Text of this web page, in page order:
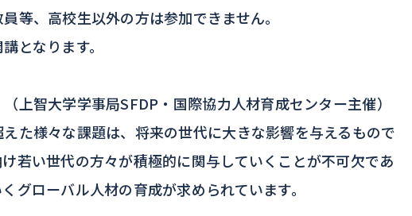
等、高校生以外の方は参加できません。
となります。
上智大学学事局SFDP・国際協力人材育成センター主催）
た様々な課題は、将来の世代に大きな影響を与えるもので
若い世代の方々が積極的に関与していくことが不可欠であ
グローバル人材の育成が求められています。